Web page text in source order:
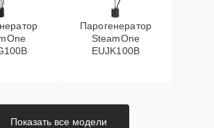
Парогенератор
SteamOne
EUJK100B
Показать все модели